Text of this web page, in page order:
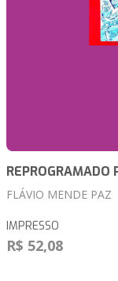
REPROGRAMADO
FLÁVIO MENDE PAZ
IMPRESSO
R$ 52,08